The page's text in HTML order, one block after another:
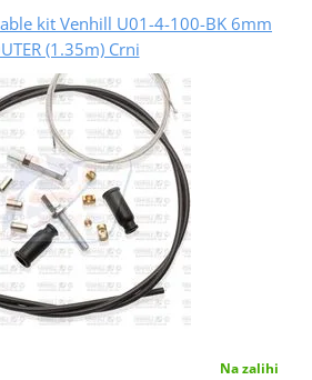
kit Venhill U01-4-100-BK 6mm
(1.35m) Crni
Na zalihi